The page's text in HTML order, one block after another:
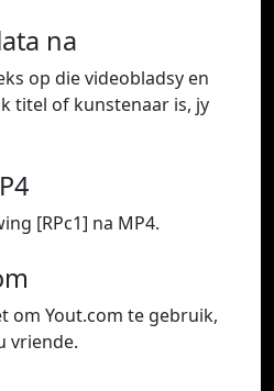
na
op die videobladsy en
titel of kunstenaar is, jy
[RPc1] na MP4.
om Yout.com te gebruik,
vriende.